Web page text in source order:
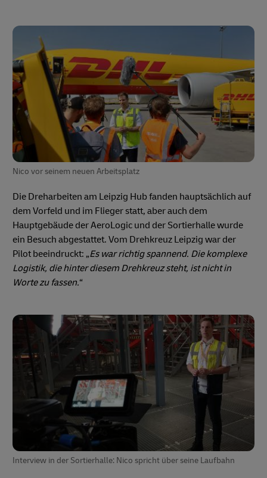
Nico vor seinem neuen Arbeitsplatz
Die Dreharbeiten am Leipzig Hub fanden hauptsächlich auf
dem Vorfeld und im Flieger statt, aber auch dem
Hauptgebäude der AeroLogic und der Sortierhalle wurde
ein Besuch abgestattet. Vom Drehkreuz Leipzig war der
Pilot beeindruckt: „Es war richtig spannend. Die komplexe
Logistik, die hinter diesem Drehkreuz steht, ist nicht in
Worte zu fassen.“
Interview in der Sortierhalle: Nico spricht über seine Laufbahn